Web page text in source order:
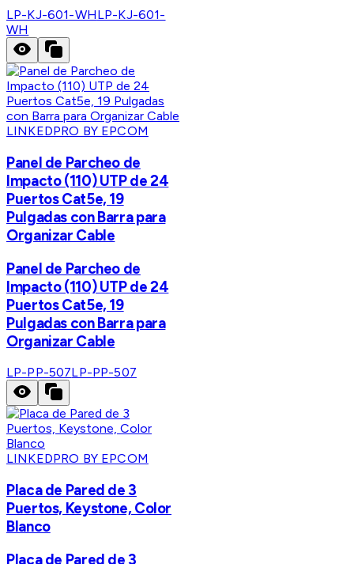
LP-KJ-601-WHLP-KJ-601-
WH
LINKEDPRO BY EPCOM
Panel de Parcheo de
Impacto (110) UTP de 24
Puertos Cat5e, 19
Pulgadas con Barra para
Organizar Cable
Panel de Parcheo de
Impacto (110) UTP de 24
Puertos Cat5e, 19
Pulgadas con Barra para
Organizar Cable
LP-PP-507LP-PP-507
LINKEDPRO BY EPCOM
Placa de Pared de 3
Puertos, Keystone, Color
Blanco
Placa de Pared de 3